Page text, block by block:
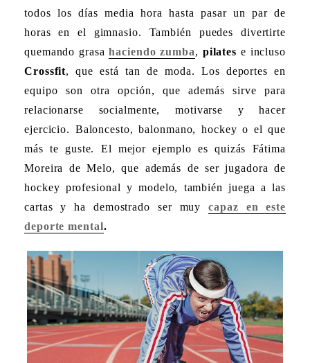
todos los días media hora hasta pasar un par de
horas en el gimnasio. También puedes divertirte
quemando grasahaciendo zumba, pilates e incluso
Crossfit, que está tan de moda. Los deportes en
equipo son otra opción, que además sirve para
relacionarse socialmente, motivarse y hacer
ejercicio. Baloncesto, balonmano, hockey o el que
más te guste. El mejor ejemplo es quizás Fátima
Moreira de Melo, que además de ser jugadora de
hockey profesional y modelo, también juega a las
cartas y ha demostrado ser muycapaz en este
deporte mental.